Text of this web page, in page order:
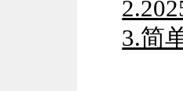
3.简